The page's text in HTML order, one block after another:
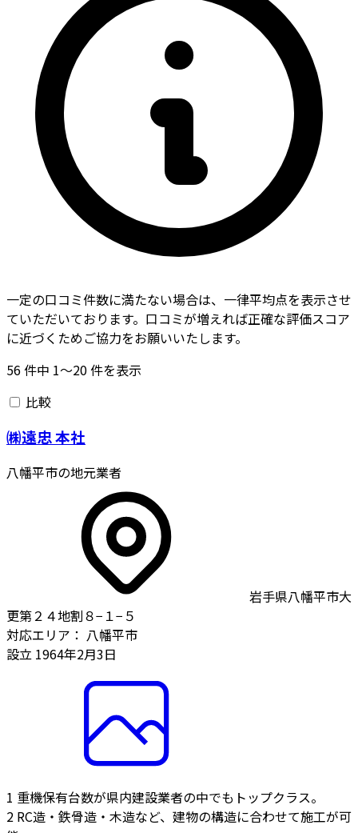
一定の口コミ件数に満たない場合は、一律平均点を表示させ
ていただいております。口コミが増えれば正確な評価スコア
に近づくためご協力をお願いいたします。
56件中 1〜20件を表示
比較
㈱遠忠 本社
八幡平市の地元業者
岩手県八幡平市大
更第２４地割８−１−５
対応エリア： 八幡平市
設立 1964年2月3日
1 重機保有台数が県内建設業者の中でもトップクラス。
2 RC造・鉄骨造・木造など、建物の構造に合わせて施工が可